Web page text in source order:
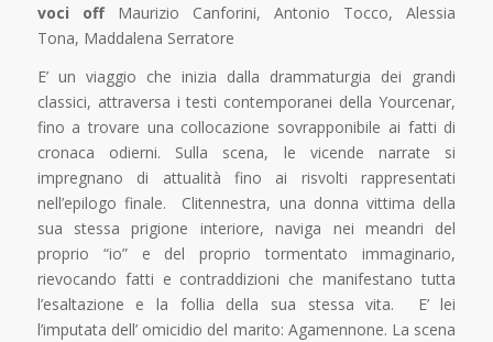
voci offMaurizio Canforini, Antonio Tocco, Alessia
Tona, Maddalena Serratore
E’ un viaggio che inizia dalla drammaturgia dei grandi
classici, attraversa i testi contemporanei della Yourcenar,
fino a trovare una collocazione sovrapponibile ai fatti di
cronaca odierni. Sulla scena, le vicende narrate si
impregnano di attualità fino ai risvolti rappresentati
nell’epilogo finale. Clitennestra, una donna vittima della
sua stessa prigione interiore, naviga nei meandri del
proprio “io” e del proprio tormentato immaginario,
rievocando fatti e contraddizioni che manifestano tutta
l’esaltazione e la follia della sua stessa vita. E’ lei
l’imputata dell’ omicidio del marito: Agamennone. La scena